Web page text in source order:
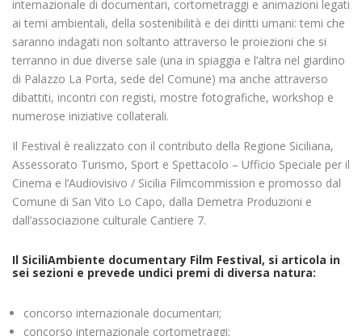
internazionale di documentari, cortometraggi e animazioni legati
ai temi ambientali, della sostenibilità e dei diritti umani: temi che
saranno indagati non soltanto attraverso le proiezioni che si
terranno in due diverse sale (una in spiaggia e l’altra nel giardino
di Palazzo La Porta, sede del Comune) ma anche attraverso
dibattiti, incontri con registi, mostre fotografiche, workshop e
numerose iniziative collaterali.
Il Festival è realizzato con il contributo della Regione Siciliana,
Assessorato Turismo, Sport e Spettacolo – Ufficio Speciale per il
Cinema e l’Audiovisivo / Sicilia Filmcommission e promosso dal
Comune di San Vito Lo Capo, dalla Demetra Produzioni e
dall’associazione culturale Cantiere 7.
Il SiciliAmbiente documentary Film Festival, si articola in
sei sezioni e prevede undici premi di diversa natura:
concorso internazionale documentari;
concorso internazionale cortometraggi;